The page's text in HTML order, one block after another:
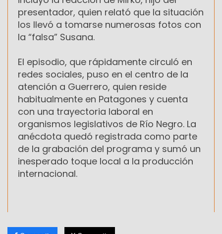
presentador, quien relató que la situación
los llevó a tomarse numerosas fotos con
la “falsa” Susana.
El episodio, que rápidamente circuló en
redes sociales, puso en el centro de la
atención a Guerrero, quien reside
habitualmente en Patagones y cuenta
con una trayectoria laboral en
organismos legislativos de Río Negro. La
anécdota quedó registrada como parte
de la grabación del programa y sumó un
inesperado toque local a la producción
internacional.